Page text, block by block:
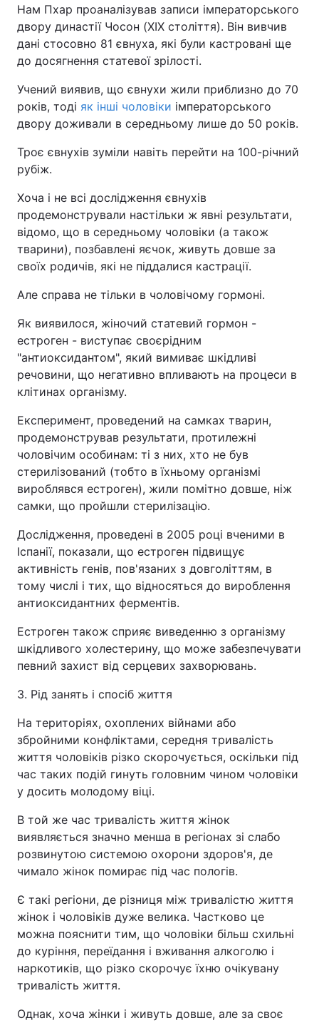
Нам Пхар проаналізував записи імператорського
двору династії Чосон (XIX століття). Він вивчив
дані стосовно 81 євнуха, які були кастровані ще
до досягнення статевої зрілості.
Учений виявив, що євнухи жили приблизно до 70
років, тоді як інші чоловіки імператорського
двору доживали в середньому лише до 50 років.
Троє євнухів зуміли навіть перейти на 100-річний
рубіж.
Хоча і не всі дослідження євнухів
продемонстрували настільки ж явні результати,
відомо, що в середньому чоловіки (а також
тварини), позбавлені яєчок, живуть довше за
своїх родичів, які не піддалися кастрації.
Але справа не тільки в чоловічому гормоні.
Як виявилося, жіночий статевий гормон -
естроген - виступає своєрідним
"антиоксидантом", який вимиває шкідливі
речовини, що негативно впливають на процеси в
клітинах організму.
Експеримент, проведений на самках тварин,
продемонстрував результати, протилежні
чоловічим особинам: ті з них, хто не був
стерилізований (тобто в їхньому організмі
вироблявся естроген), жили помітно довше, ніж
самки, що пройшли стерилізацію.
Дослідження, проведені в 2005 році вченими в
Іспанії, показали, що естроген підвищує
активність генів, пов'язаних з довголіттям, в
тому числі і тих, що відносяться до вироблення
антиоксидантних ферментів.
Естроген також сприяє виведенню з організму
шкідливого холестерину, що може забезпечувати
певний захист від серцевих захворювань.
3. Рід занять і спосіб життя
На територіях, охоплених війнами або
збройними конфліктами, середня тривалість
життя чоловіків різко скорочується, оскільки під
час таких подій гинуть головним чином чоловіки
у досить молодому віці.
В той же час тривалість життя жінок
виявляється значно менша в регіонах зі слабо
розвинутою системою охорони здоров'я, де
чимало жінок помирає під час пологів.
Є такі регіони, де різниця між тривалістю життя
жінок і чоловіків дуже велика. Частково це
можна пояснити тим, що чоловіки більш схильні
до куріння, переїдання і вживання алкоголю і
наркотиків, що різко скорочує їхню очікувану
тривалість життя.
Однак, хоча жінки і живуть довше, але за своє